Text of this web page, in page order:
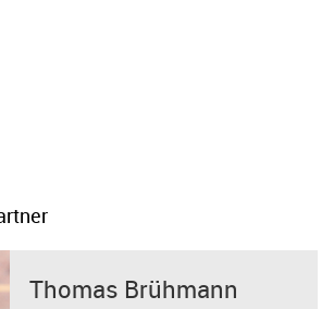
Thomas Brühmann